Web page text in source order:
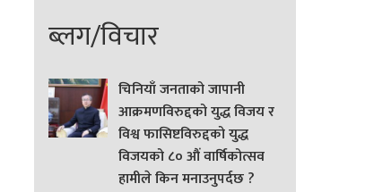
ब्लग/विचार
चिनियाँ जनताको जापानी
आक्रमणविरुद्दको युद्ध विजय र
विश्व फासिष्टविरुद्दको युद्ध
विजयको ८० औं वार्षिकोत्सव
हामीले किन मनाउनुपर्दछ ?